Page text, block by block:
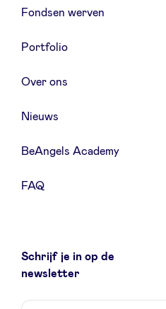
Fondsen werven
Portfolio
Over ons
Nieuws
BeAngels Academy
FAQ
Schrijf je in op de
newsletter